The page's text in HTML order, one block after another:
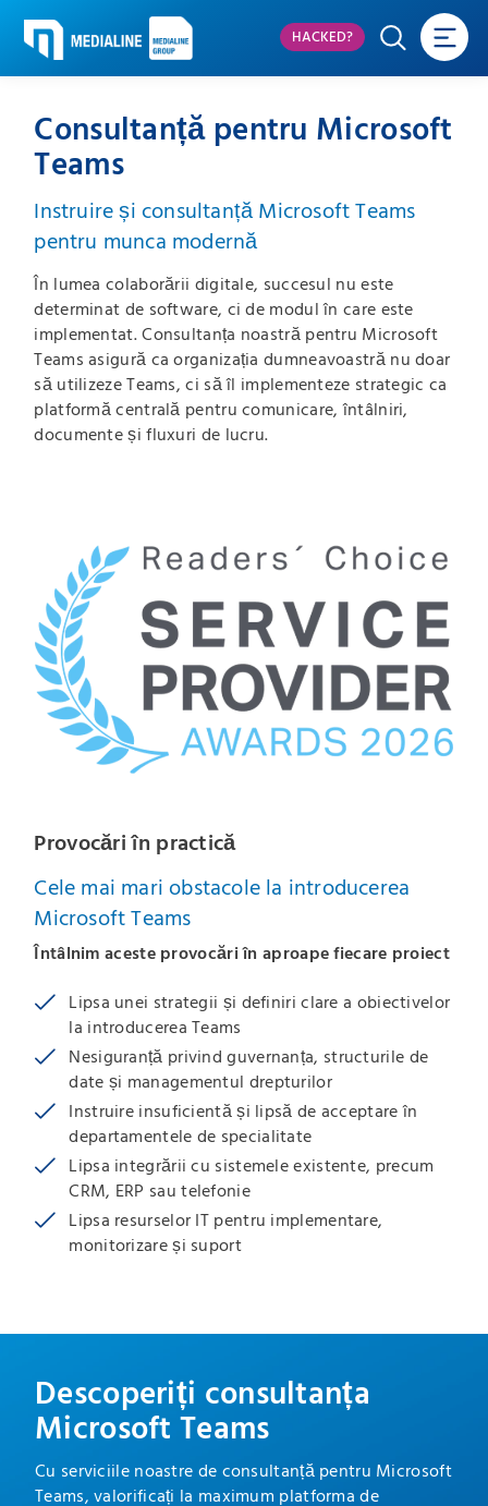
HACKED?
Consultanță pentru Microsoft
Teams
Instruire și consultanță Microsoft Teams
pentru munca modernă
În lumea colaborării digitale, succesul nu este
determinat de software, ci de modul în care este
implementat. Consultanța noastră pentru Microsoft
Teams asigură ca organizația dumneavoastră nu doar
să utilizeze Teams, ci să îl implementeze strategic ca
platformă centrală pentru comunicare, întâlniri,
documente și fluxuri de lucru.
Provocări în practică
Cele mai mari obstacole la introducerea
Microsoft Teams
Întâlnim aceste provocări în aproape fiecare proiect
Lipsa unei strategii și definiri clare a obiectivelor
la introducerea Teams
Nesiguranță privind guvernanța, structurile de
date și managementul drepturilor
Instruire insuficientă și lipsă de acceptare în
departamentele de specialitate
Lipsa integrării cu sistemele existente, precum
CRM, ERP sau telefonie
Lipsa resurselor IT pentru implementare,
monitorizare și suport
Descoperiți consultanța
Microsoft Teams
Cu serviciile noastre de consultanță pentru Microsoft
Teams, valorificați la maximum platforma de